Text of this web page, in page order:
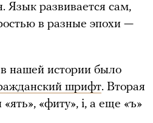
Язык развивается сам,
в разные эпохи —
нашей истории было
шрифт. Вторая
«фиту», i, а еще «ъ»